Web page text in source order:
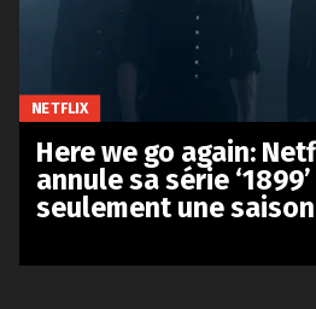
NETFLIX
Here we go again:
annule sa série
seulement une saison